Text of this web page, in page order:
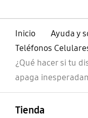
Inicio
Ayuda y
Teléfonos
¿Qué hacer si tu
apaga
Tienda